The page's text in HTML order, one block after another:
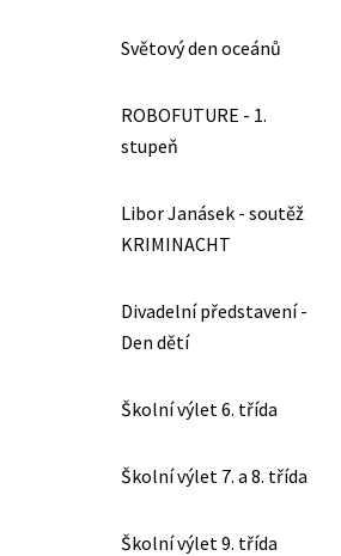
Světový den oceánů
ROBOFUTURE - 1.
stupeň
Libor Janásek - soutěž
KRIMINACHT
Divadelní představení -
Den dětí
Školní výlet 6. třída
Školní výlet 7. a 8. třída
Školní výlet 9. třída